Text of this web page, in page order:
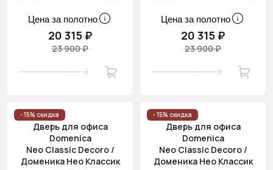
Цена за полотно
20 315 ₽
23 900 ₽
Цена за полотно
20 315 ₽
23 900 ₽
- 15% скидка
Дверь для офиса
Domenica
Neo Classic Decoro /
Доменика Нео Классик
- 15% скидка
Дверь для офиса
Domenica
Neo Classic Decoro /
Доменика Нео Классик